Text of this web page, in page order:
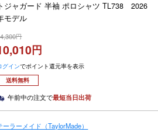
ジャガード 半袖 ポロシャツ TL738 2026
モデル
グインでポイント還元率を表示
送料無料
午前中の注文で最短当日出荷
ーラーメイド（TaylorMade）